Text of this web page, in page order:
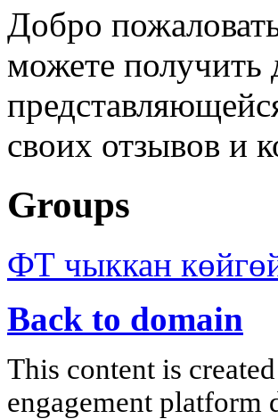
Добро
можете
своих отзывов и
Groups
ФТ чыккан
Back to domain
This content is
engagement platform